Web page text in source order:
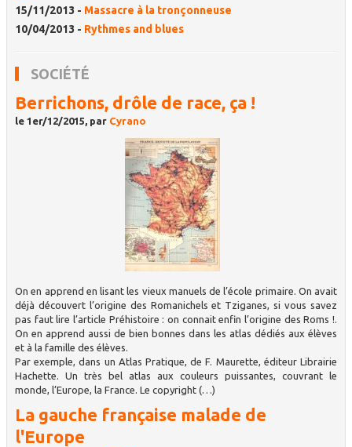
15/11/2013 - Massacre à la tronçonneuse
10/04/2013 - Rythmes and blues
SOCIÉTÉ
Berrichons, drôle de race, ça !
le 1er/12/2015, par Cyrano
On en apprend en lisant les vieux manuels de l’école primaire. On avait
déjà découvert l’origine des Romanichels et Tziganes, si vous savez
pas faut lire l’article Préhistoire : on connait enfin l’origine des Roms !.
On en apprend aussi de bien bonnes dans les atlas dédiés aux élèves
et à la famille des élèves.
Par exemple, dans un Atlas Pratique, de F. Maurette, éditeur Librairie
Hachette. Un très bel atlas aux couleurs puissantes, couvrant le
monde, l’Europe, la France. Le copyright (…)
La gauche française malade de
l'Europe